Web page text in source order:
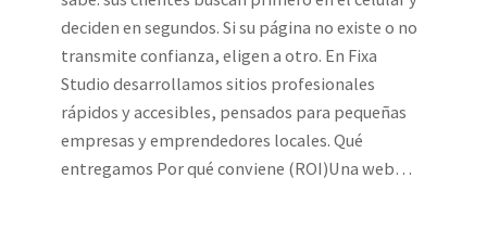
deciden en segundos. Si su página no existe o no
transmite confianza, eligen a otro. En Fixa
Studio desarrollamos sitios profesionales
rápidos y accesibles, pensados para pequeñas
empresas y emprendedores locales. Qué
entregamos Por qué conviene (ROI)Una web…